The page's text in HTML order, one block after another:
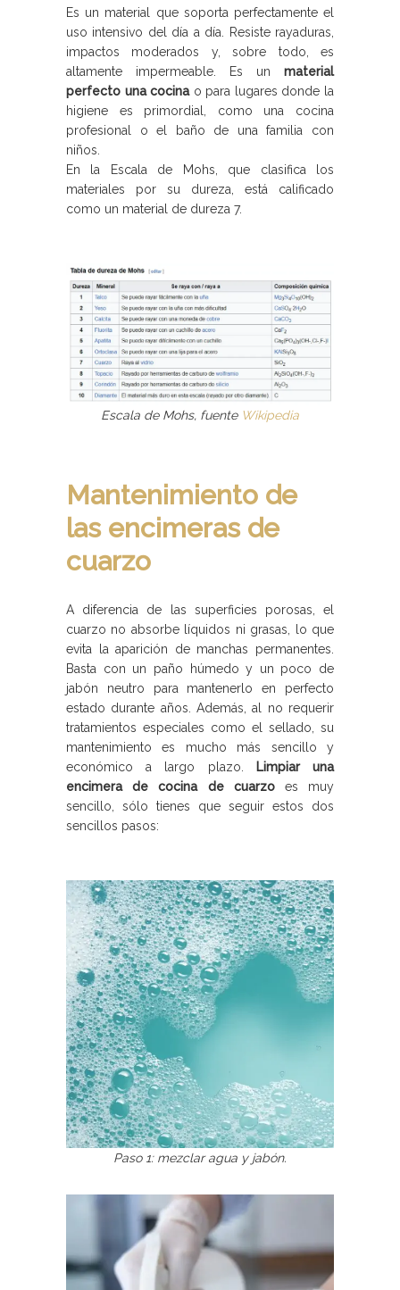
Es un material que soporta perfectamente el
uso intensivo del día a día. Resiste rayaduras,
impactos moderados y, sobre todo, es
altamente impermeable. Es un material
perfecto una cocina o para lugares donde la
higiene es primordial, como una cocina
profesional o el baño de una familia con
niños.
En la Escala de Mohs, que clasifica los
materiales por su dureza, está calificado
como un material de dureza 7.
Escala de Mohs, fuente Wikipedia
Mantenimiento de
las encimeras de
cuarzo
A diferencia de las superficies porosas, el
cuarzo no absorbe líquidos ni grasas, lo que
evita la aparición de manchas permanentes.
Basta con un paño húmedo y un poco de
jabón neutro para mantenerlo en perfecto
estado durante años. Además, al no requerir
tratamientos especiales como el sellado, su
mantenimiento es mucho más sencillo y
económico a largo plazo.
Limpiar una
encimera de cocina de cuarzoes muy
sencillo, sólo tienes que seguir estos dos
sencillos pasos:
Paso 1: mezclar agua y jabón.